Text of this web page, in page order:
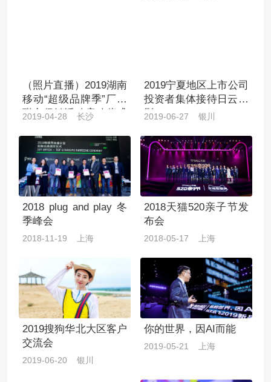
（照片直播）2019湖南
移动“超级品牌季”厂商
联合促销活动启动仪式
2019-04-28 长沙
2019宁夏地区上市公司
投资者集体接待日云摄
影
2019-06-27 银川
2018 plug and play 冬
季峰会
2018-11-19 上海
2018天猫520亲子节发
布会
2018-05-17 上海
2019搜狗华北大区客户
交流会
2019-06-20 银川
你的世界，因AI而能
2019-05-21 上海